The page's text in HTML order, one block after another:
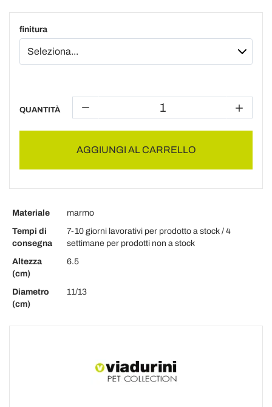
finitura
QUANTITÀ
AGGIUNGI AL CARRELLO
Materiale
marmo
Tempi di
consegna
7-10 giorni lavorativi per prodotto a stock / 4
settimane per prodotti non a stock
Altezza
(cm)
6.5
Diametro
(cm)
11/13